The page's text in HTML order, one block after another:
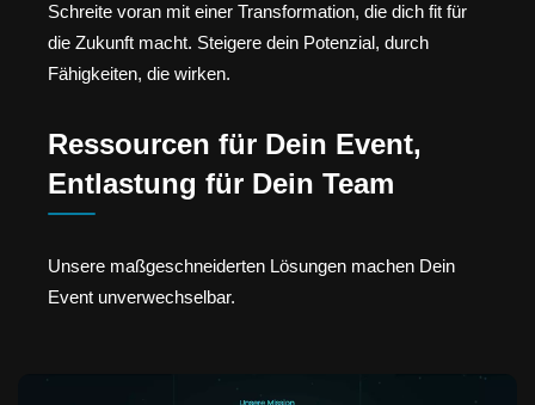
Schreite voran mit einer Transformation, die dich fit für
die Zukunft macht. Steigere dein Potenzial, durch
Fähigkeiten, die wirken.
Ressourcen für Dein Event,
Entlastung für Dein Team
Unsere maßgeschneiderten Lösungen machen Dein
Event unverwechselbar.